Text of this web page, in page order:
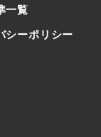
一覧
シーポリシー